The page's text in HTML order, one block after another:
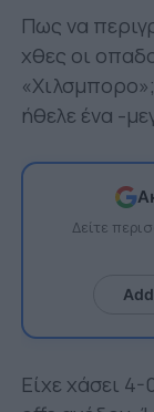
Πως να
χθες οι
ήθελε ένα -
Δείτε
Είχε χάσει